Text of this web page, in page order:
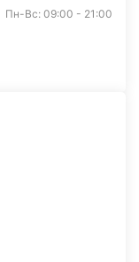
Пн-Вс: 09:00 - 21:00